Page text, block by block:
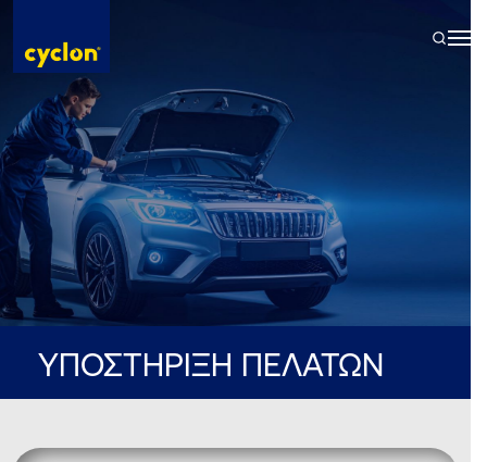
content
ΥΠΟΣΤΗΡΙΞΗ ΠΕΛΑΤΩΝ